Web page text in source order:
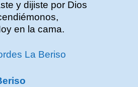
y dijiste por Dios
en la cama.
La Beriso